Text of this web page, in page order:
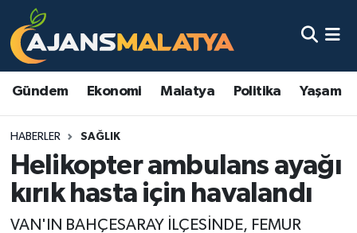
Gündem Ekonomi Malatya Politika Yaşam
HABERLER SAĞLIK
Helikopter ambulans ayağı
kırık hasta için havalandı
VAN'IN BAHÇESARAY İLÇESİNDE, FEMUR
Asayiş
Eğitim
Ekonomi
Gündem
Malatya Nöbetçi Eczaneler
Malatya Namaz Vakitleri
Malatya Trafik Yoğunluk Haritası
TFF 3.Lig 2.Grup Puan Durumu ve Fikstür